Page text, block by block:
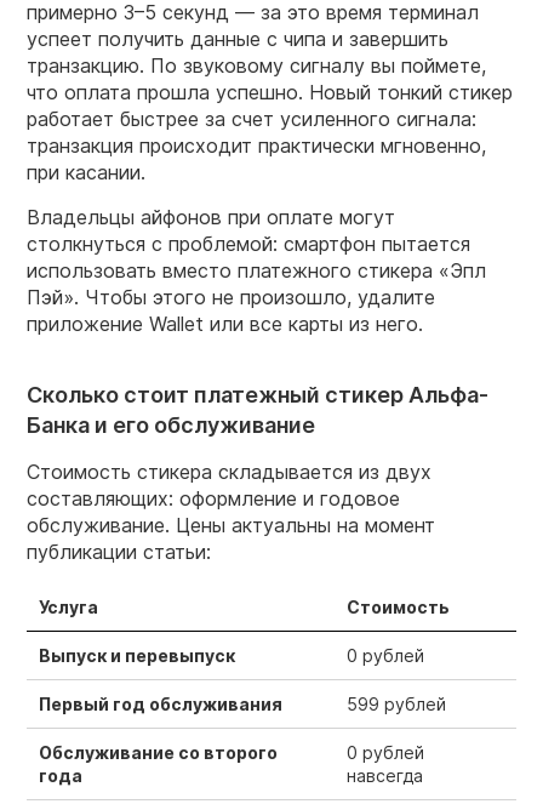
примерно 3–5 секунд — за это время терминал
успеет получить данные с чипа и завершить
транзакцию. По звуковому сигналу вы поймете,
что оплата прошла успешно. Новый тонкий стикер
работает быстрее за счет усиленного сигнала:
транзакция происходит практически мгновенно,
при касании.
Владельцы айфонов при оплате могут
столкнуться с проблемой: смартфон пытается
использовать вместо платежного стикера «Эпл
Пэй». Чтобы этого не произошло, удалите
приложение Wallet или все карты из него.
Сколько стоит платежный стикер Альфа-
Банка и его обслуживание
Стоимость стикера складывается из двух
составляющих: оформление и годовое
обслуживание. Цены актуальны на момент
публикации статьи:
Услуга Стоимость
Выпуск и перевыпуск 0 рублей
Первый год обслуживания 599 рублей
Обслуживание со второго
года
0 рублей
навсегда